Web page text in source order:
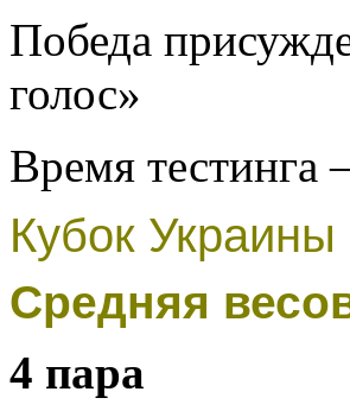
Победа
голос»
Время тестинга
Кубок Украины
Средняя
4 пара